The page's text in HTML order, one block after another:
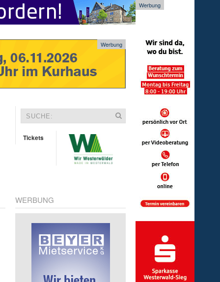
Werbung
Werbung
Tickets
WERBUNG